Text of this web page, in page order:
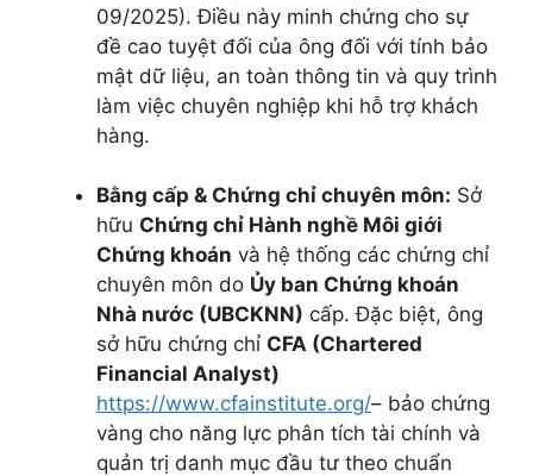
09/2025). Điều này minh chứng cho sự
đề cao tuyệt đối của ông đối với tính bảo
mật dữ liệu, an toàn thông tin và quy trình
làm việc chuyên nghiệp khi hỗ trợ khách
hàng.
Bằng cấp & Chứng chỉ chuyên môn: Sở
hữu Chứng chỉ Hành nghề Môi giới
Chứng khoán và hệ thống các chứng chỉ
chuyên môn do Ủy ban Chứng khoán
Nhà nước (UBCKNN) cấp. Đặc biệt, ông
sở hữu chứng chỉ CFA (Chartered
Financial Analyst)
https://www.cfainstitute.org/– bảo chứng
vàng cho năng lực phân tích tài chính và
quản trị danh mục đầu tư theo chuẩn